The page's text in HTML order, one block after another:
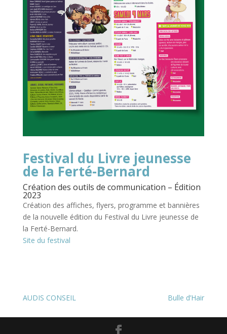
Festival du Livre jeunesse
de la Ferté-Bernard
Création des outils de communication – Édition
2023
Création des affiches, flyers, programme et bannières
de la nouvelle édition du Festival du Livre jeunesse de
la Ferté-Bernard.
Site du festival
AUDIS CONSEIL Bulle d’Hair